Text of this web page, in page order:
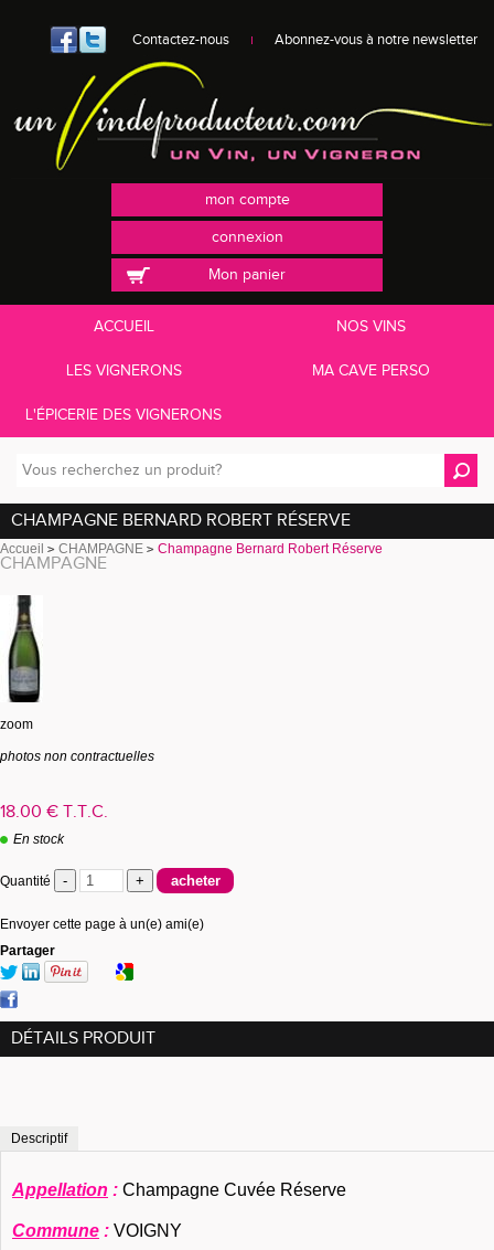
mon compte
connexion
Mon panier
ACCUEIL NOS VINS
LES VIGNERONS MA CAVE PERSO
L'ÉPICERIE DES VIGNERONS
Accueil CHAMPAGNE Champagne Bernard Robert Réserve
CHAMPAGNE BERNARD ROBERT RÉSERVE
CHAMPAGNE
zoom
photos non contractuelles
18.00 € T.T.C.
En stock
Quantité
Envoyer cette page à un(e) ami(e)
Partager
DÉTAILS PRODUIT
Descriptif
Appellation : Champagne Cuvée Réserve
Commune : VOIGNY
Contactez-nous Abonnez-vous à notre newsletter